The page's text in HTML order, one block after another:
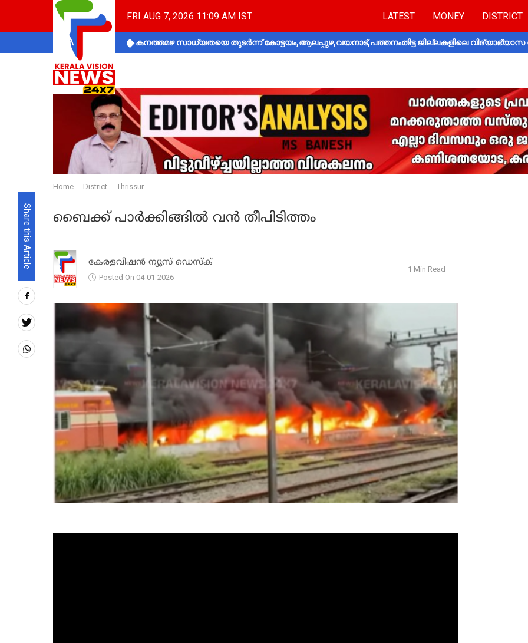
FRI AUG 7, 2026 11:09 AM IST LATEST MONEY DISTRICT
കനത്തമഴ സാധ്യതയെ തുടർന്ന് കോട്ടയം,ആലപ്പുഴ,വയനാട്,പത്തനംതിട്ട ജില്ലകളിലെ വിദ്യാഭ്യാസ
Share this Article
Home District Thrissur
ബൈക്ക് പാര്‍ക്കിങ്ങില്‍ വന്‍ തീപിടിത്തം
കേരളവിഷൻ ന്യൂസ് ഡെസ്‌ക്
Posted On 04-01-2026
1 Min Read